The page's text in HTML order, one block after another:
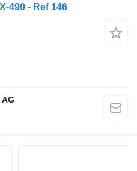
490 - Ref 146